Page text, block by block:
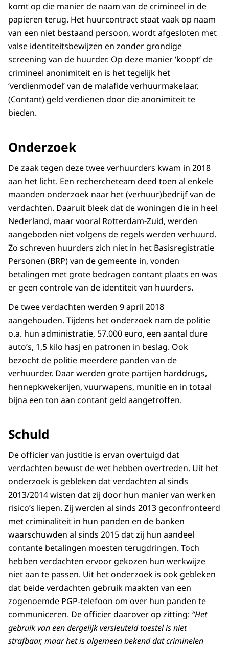
komt op die manier de naam van de crimineel in de
papieren terug. Het huurcontract staat vaak op naam
van een niet bestaand persoon, wordt afgesloten met
valse identiteitsbewijzen en zonder grondige
screening van de huurder. Op deze manier ‘koopt’ de
crimineel anonimiteit en is het tegelijk het
‘verdienmodel’ van de malafide verhuurmakelaar.
(Contant) geld verdienen door die anonimiteit te
bieden.
Onderzoek
De zaak tegen deze twee verhuurders kwam in 2018
aan het licht. Een rechercheteam deed toen al enkele
maanden onderzoek naar het (verhuur)bedrijf van de
verdachten. Daaruit bleek dat de woningen die in heel
Nederland, maar vooral Rotterdam-Zuid, werden
aangeboden niet volgens de regels werden verhuurd.
Zo schreven huurders zich niet in het Basisregistratie
Personen (BRP) van de gemeente in, vonden
betalingen met grote bedragen contant plaats en was
er geen controle van de identiteit van huurders.
De twee verdachten werden 9 april 2018
aangehouden. Tijdens het onderzoek nam de politie
o.a. hun administratie, 57.000 euro, een aantal dure
auto’s, 1,5 kilo hasj en patronen in beslag. Ook
bezocht de politie meerdere panden van de
verhuurder. Daar werden grote partijen harddrugs,
hennepkwekerijen, vuurwapens, munitie en in totaal
bijna een ton aan contant geld aangetroffen.
Schuld
De officier van justitie is ervan overtuigd dat
verdachten bewust de wet hebben overtreden. Uit het
onderzoek is gebleken dat verdachten al sinds
2013/2014 wisten dat zij door hun manier van werken
risico’s liepen. Zij werden al sinds 2013 geconfronteerd
met criminaliteit in hun panden en de banken
waarschuwden al sinds 2015 dat zij hun aandeel
contante betalingen moesten terugdringen. Toch
hebben verdachten ervoor gekozen hun werkwijze
niet aan te passen. Uit het onderzoek is ook gebleken
dat beide verdachten gebruik maakten van een
zogenoemde PGP-telefoon om over hun panden te
communiceren. De officier daarover op zitting: “Het
gebruik van een dergelijk versleuteld toestel is niet
strafbaar, maar het is algemeen bekend dat criminelen